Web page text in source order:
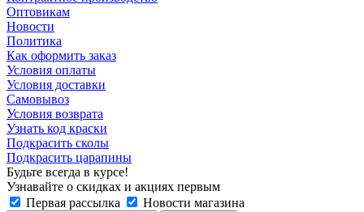
Оптовикам
Новости
Политика
Как оформить заказ
Условия оплаты
Условия доставки
Самовывоз
Условия возврата
Узнать код краски
Подкрасить сколы
Подкрасить царапины
Будьте всегда в курсе!
Узнавайте о скидках и акциях первым
Первая рассылка
Новости магазина